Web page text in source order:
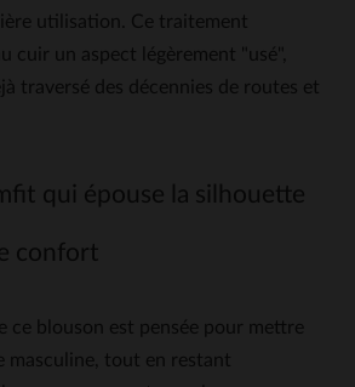
utilisation. Ce traitement
cuir un aspect légèrement "usé",
traversé des décennies de routes et
qui épouse la silhouette
confort
ce blouson est pensée pour mettre
masculine, tout en restant